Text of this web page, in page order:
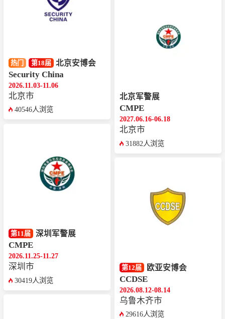
热门 第18届 北京安博会
Security China
2026.11.03-11.06
北京市
40546人浏览
第11届 深圳军警展
CMPE
2026.11.25-11.27
深圳市
30419人浏览
北京军警展
CMPE
2027.06.16-06.18
北京市
31882人浏览
第12届 欧亚安博会
CCDSE
2026.08.12-08.14
乌鲁木齐市
29616人浏览